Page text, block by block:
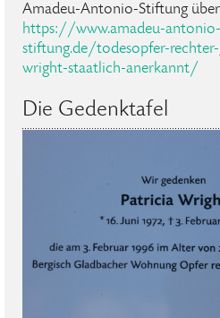
Amadeu-Antonio-Stiftung
https://www.amadeu-antonio-
stiftung.de/todesopfer-
wright-staatlich-anerkannt/
Die Gedenktafel